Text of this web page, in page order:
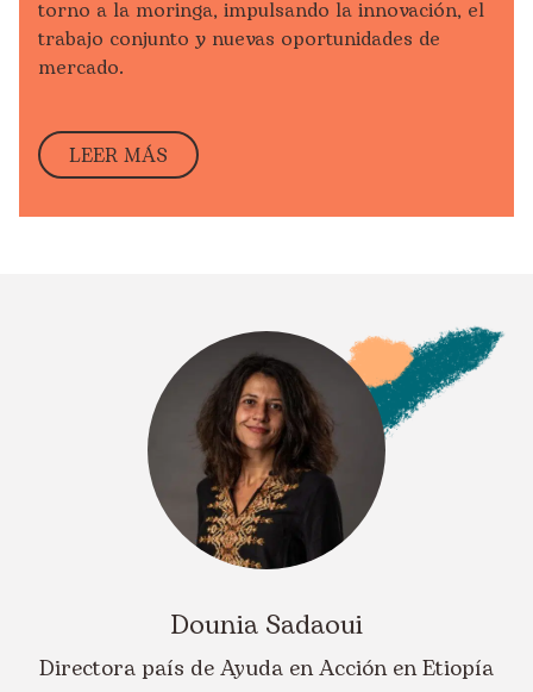
torno a la moringa, impulsando la innovación, el
trabajo conjunto y nuevas oportunidades de
mercado.
LEER MÁS
Dounia Sadaoui
Directora país de Ayuda en Acción en Etiopía